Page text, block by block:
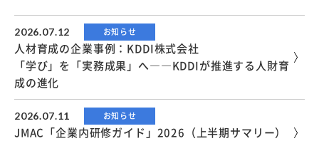
2026.07.12 お知らせ
人材育成の企業事例：KDDI株式会社
「学び」を「実務成果」へ――KDDIが推進する人財育
成の進化
2026.07.11 お知らせ
JMAC「企業内研修ガイド」2026（上半期サマリー）